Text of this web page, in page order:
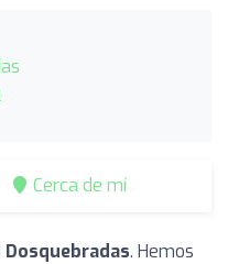
Cerca de mí
. Hemos